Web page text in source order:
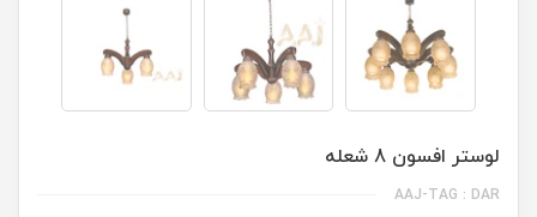
لوستر افسون 8 شعله
AAJ-TAG : DAR